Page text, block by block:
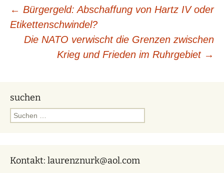
Beitragsnavigation
← Bürgergeld: Abschaffung von Hartz IV oder
Etikettenschwindel?
Die NATO verwischt die Grenzen zwischen
Krieg und Frieden im Ruhrgebiet →
suchen
Suchen
nach:
Kontakt: laurenznurk@aol.com